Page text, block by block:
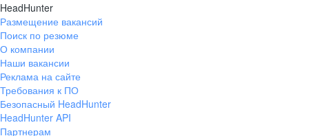
HeadHunter
Размещение вакансий
Поиск по резюме
О компании
Наши вакансии
Реклама на сайте
Требования к ПО
Безопасный HeadHunter
HeadHunter API
Партнерам